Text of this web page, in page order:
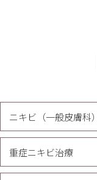
ニキビ（一般皮膚科）
重症ニキビ治療